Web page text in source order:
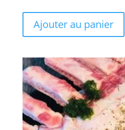
Ajouter au panier